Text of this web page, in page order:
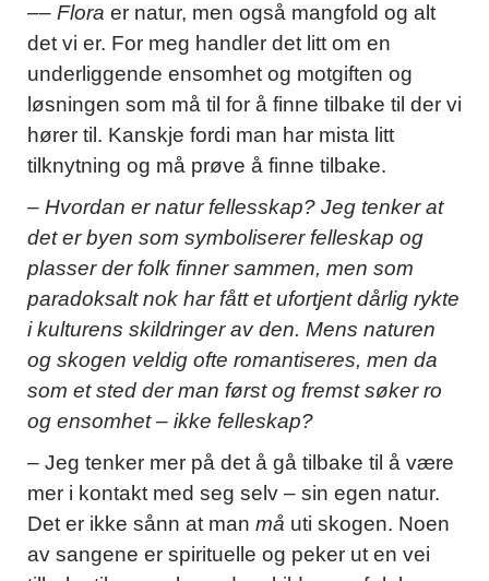
–– Flora er natur, men også mangfold og alt
det vi er. For meg handler det litt om en
underliggende ensomhet og motgiften og
løsningen som må til for å finne tilbake til der vi
hører til. Kanskje fordi man har mista litt
tilknytning og må prøve å finne tilbake.
– Hvordan er natur fellesskap? Jeg tenker at
det er byen som symboliserer felleskap og
plasser der folk finner sammen, men som
paradoksalt nok har fått et ufortjent dårlig rykte
i kulturens skildringer av den. Mens naturen
og skogen veldig ofte romantiseres, men da
som et sted der man først og fremst søker ro
og ensomhet – ikke felleskap?
– Jeg tenker mer på det å gå tilbake til å være
mer i kontakt med seg selv – sin egen natur.
Det er ikke sånn at man må uti skogen. Noen
av sangene er spirituelle og peker ut en vei